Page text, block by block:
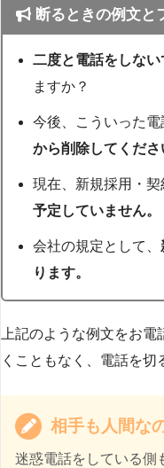
断るときの例文と
二度と電話をしな
ますか？
今後、こういった
から削除してくださ
現在、新規採用・
予定していません。
会社の規定として、
ります。
上記のような例文をお
くこともなく、電話を切
相手も人間な
迷惑電話をしている側